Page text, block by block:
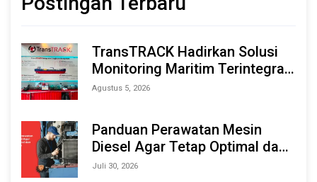
TransTRACK Hadirkan Solusi
Monitoring Maritim Terintegrasi
Berbasis AI & IoT di Indonesia
2026
Agustus 5, 2026
Panduan Perawatan Mesin
Diesel Agar Tetap Optimal dan
Tahan Lama
Juli 30, 2026